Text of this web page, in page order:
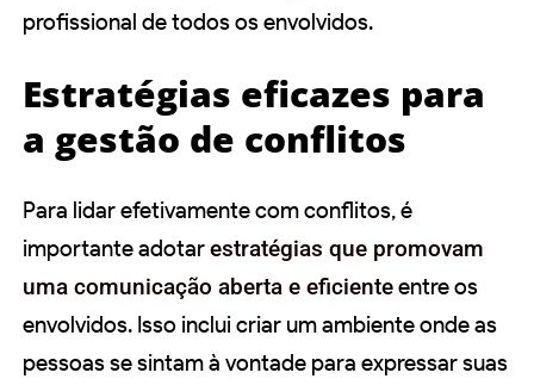
profissional de todos os envolvidos.
Estratégias eficazes para
a gestão de conflitos
Para lidar efetivamente com conflitos, é
importante adotarestratégias que promovam
uma comunicação aberta e eficienteentre os
envolvidos. Isso inclui criar um ambiente onde as
pessoas se sintam à vontade para expressar suas